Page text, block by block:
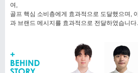
여,
골프 핵심 소비층에게 효과적으로 도달했으며,
과 브랜드 메시지를 효과적으로 전달하였습니다.